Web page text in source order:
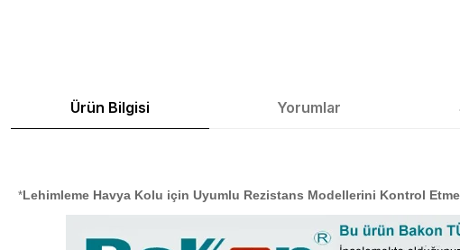
Ürün Bilgisi Yorumlar
*Lehimleme Havya Kolu için Uyumlu Rezistans Modellerini Kontrol